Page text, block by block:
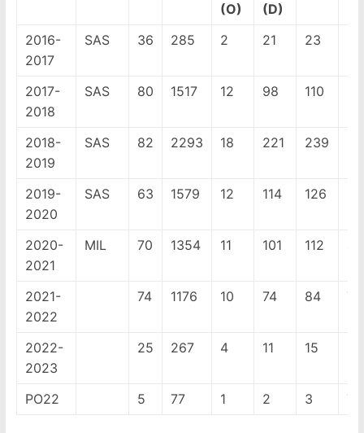
(O)
(D)
2016-
2017
SAS 36 285 2 21 23
2017-
2018
SAS 80 1517 12 98 110
2018-
2019
SAS 82 2293 18 221 239
2019-
2020
SAS 63 1579 12 114 126
2020-
2021
MIL 70 1354 11 101 112
2021-
2022
74 1176 10 74 84 75
2022-
2023
25 267 4 11 15
PO22 5 77 1 2 3 7